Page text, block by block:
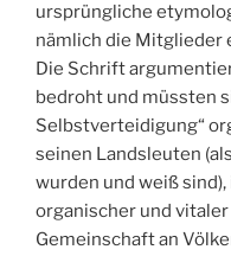
ursprüngliche
nämlich die Mitglieder
Die Schrift
bedroht und müssten
Selbstverteidigung“
seinen Landsleuten
wurden und weiß
organischer und
Gemeinschaft an